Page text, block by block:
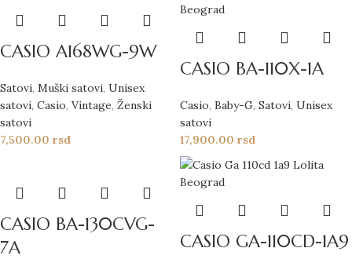
CASIO A168WG-9W
Satovi, Muški satovi, Unisex
satovi, Casio, Vintage, Ženski
satovi
7,500.00 rsd
CASIO BA-110X-1A
Casio, Baby-G, Satovi, Unisex
satovi
17,900.00 rsd
CASIO BA-130CVG-
7A
CASIO GA-110CD-1A9